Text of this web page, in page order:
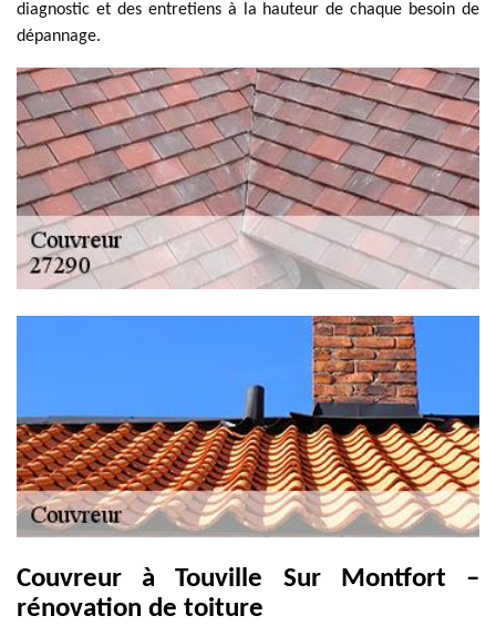
diagnostic et des entretiens à la hauteur de chaque besoin de
dépannage.
Couvreur à Touville Sur Montfort –
rénovation de toiture